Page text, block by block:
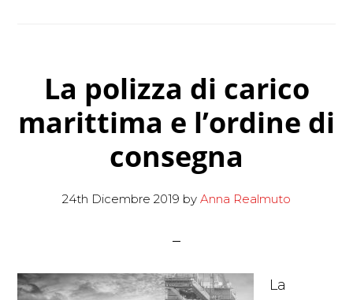
e
le
La polizza di carico
marittima e l’ordine di
consegna
24th Dicembre 2019 by Anna Realmuto
La